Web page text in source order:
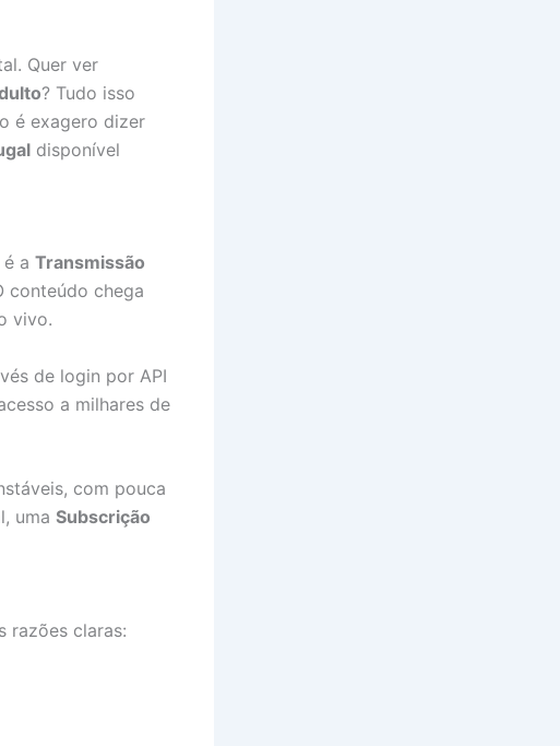
Quer ver
? Tudo isso
é exagero dizer
disponível
a Transmissão
conteúdo chega
vivo.
de login por API
a milhares de
com pouca
uma Subscrição
razões claras: